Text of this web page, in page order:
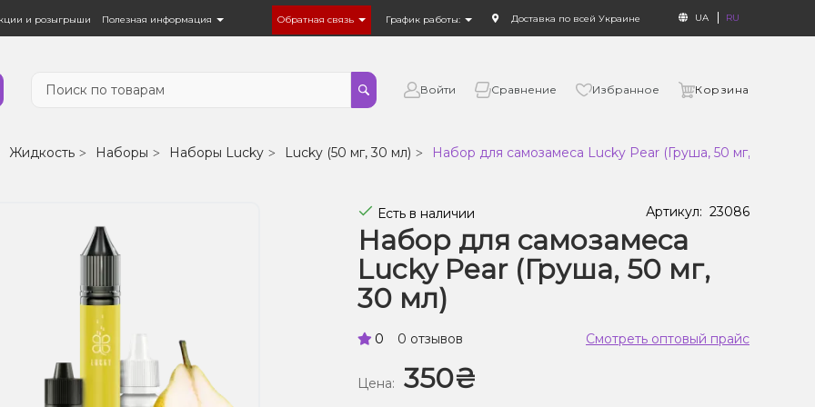
и розыгрыши Полезная информация Обратная связь График работы: Доставка по всей Украине UA RU
Войти Сравнение Избранное Корзина
Жидкость Наборы Наборы Lucky Lucky (50 мг, 30 мл) Набор для самозамеса Lucky Pear (Груша, 50 мг, 30 мл)
Есть в наличии Артикул: 23086
Набор для самозамеса
Lucky Pear (Груша, 50 мг,
30 мл)
0 0 отзывов Смотреть оптовый прайс
Цена: 350₴